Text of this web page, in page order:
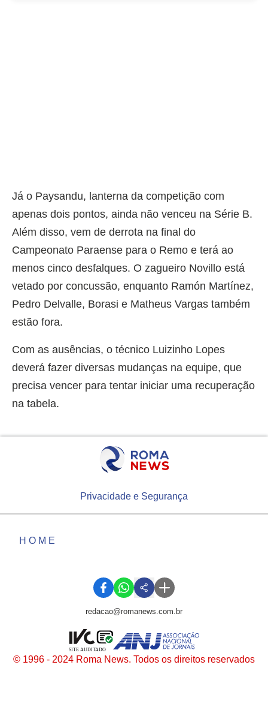
Já o Paysandu, lanterna da competição com
apenas dois pontos, ainda não venceu na Série B.
Além disso, vem de derrota na final do
Campeonato Paraense para o Remo e terá ao
menos cinco desfalques. O zagueiro Novillo está
vetado por concussão, enquanto Ramón Martínez,
Pedro Delvalle, Borasi e Matheus Vargas também
estão fora.
Com as ausências, o técnico Luizinho Lopes
deverá fazer diversas mudanças na equipe, que
precisa vencer para tentar iniciar uma recuperação
na tabela.
Privacidade e Segurança
HOME
redacao@romanews.com.br
© 1996 - 2024 Roma News. Todos os direitos reservados
SITE AUDITADO